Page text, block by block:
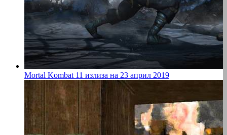
Mortal Kombat 11 излиза на 23 април 2019